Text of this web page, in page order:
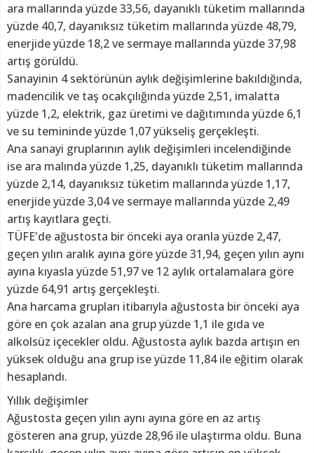
ara mallarında yüzde 33,56, dayanıklı tüketim mallarında
yüzde 40,7, dayanıksız tüketim mallarında yüzde 48,79,
enerjide yüzde 18,2 ve sermaye mallarında yüzde 37,98
artış görüldü.
Sanayinin 4 sektörünün aylık değişimlerine bakıldığında,
madencilik ve taş ocakçılığında yüzde 2,51, imalatta
yüzde 1,2, elektrik, gaz üretimi ve dağıtımında yüzde 6,1
ve su temininde yüzde 1,07 yükseliş gerçekleşti.
Ana sanayi gruplarının aylık değişimleri incelendiğinde
ise ara malında yüzde 1,25, dayanıklı tüketim mallarında
yüzde 2,14, dayanıksız tüketim mallarında yüzde 1,17,
enerjide yüzde 3,04 ve sermaye mallarında yüzde 2,49
artış kayıtlara geçti.
TÜFE'de ağustosta bir önceki aya oranla yüzde 2,47,
geçen yılın aralık ayına göre yüzde 31,94, geçen yılın aynı
ayına kıyasla yüzde 51,97 ve 12 aylık ortalamalara göre
yüzde 64,91 artış gerçekleşti.
Ana harcama grupları itibarıyla ağustosta bir önceki aya
göre en çok azalan ana grup yüzde 1,1 ile gıda ve
alkolsüz içecekler oldu. Ağustosta aylık bazda artışın en
yüksek olduğu ana grup ise yüzde 11,84 ile eğitim olarak
hesaplandı.
Yıllık değişimler
Ağustosta geçen yılın aynı ayına göre en az artış
gösteren ana grup, yüzde 28,96 ile ulaştırma oldu. Buna